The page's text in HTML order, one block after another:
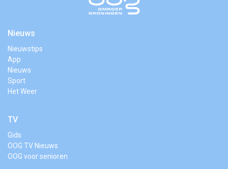
Nieuws
Nieuwstips
App
Nieuws
Sport
Het Weer
TV
Gids
OOG TV Nieuws
OOG voor senioren